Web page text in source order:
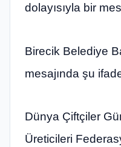
dolayısıyla bir
Birecik Belediye
mesajında şu
Dünya Çiftçiler
Üreticileri